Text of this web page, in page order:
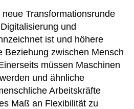
Transformationsrunde
und
ist und höhere
Beziehung zwischen Mensch
müssen Maschinen
und ähnliche
Arbeitskräfte
Maß an Flexibilität zu